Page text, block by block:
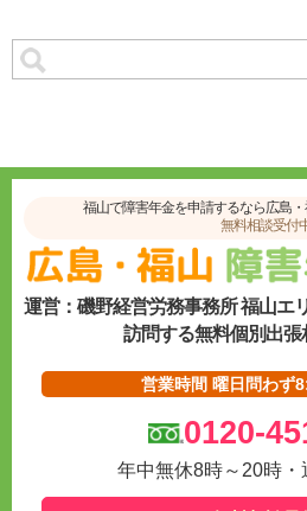
福山で障害年金を申請するなら広島・
無料相談受付
運営：磯野経営労務事務所 福山エ
訪問する無料個別出張
営業時間 曜日問わず
0120-
年中無休8時～20時・